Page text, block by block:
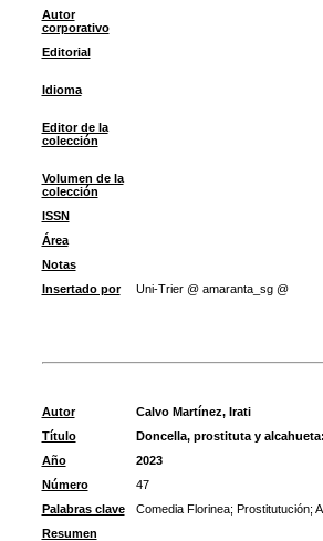
Autor
corporativo
Editorial
Idioma
Editor de la
colección
Volumen de la
colección
ISSN
Área
Notas
Insertado por
Uni-Trier @ amaranta_sg @
Autor
Calvo Martínez, Irati
Título
Doncella, prostituta y
Año
2023
Número
47
Palabras clave
Comedia Florinea; Prostitutución;
Resumen